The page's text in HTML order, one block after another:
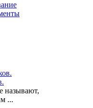
называют,
...